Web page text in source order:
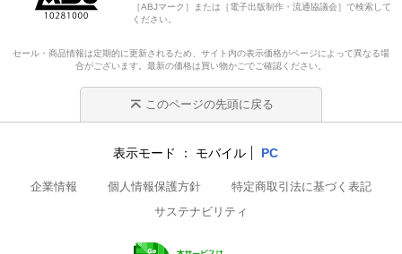
［ABJマーク］または［電子出版制作・流通協議会］で検索して
ください。
セール・商品情報は定期的に更新されるため、サイト内の表示価格がページによって異なる場
合がございます。最新の価格は買い物かごでご確認ください。
このページの先頭に戻る
表示モード モバイル PC
企業情報 個人情報保護方針
特定商取引法に基づく表記
サステナビリティ